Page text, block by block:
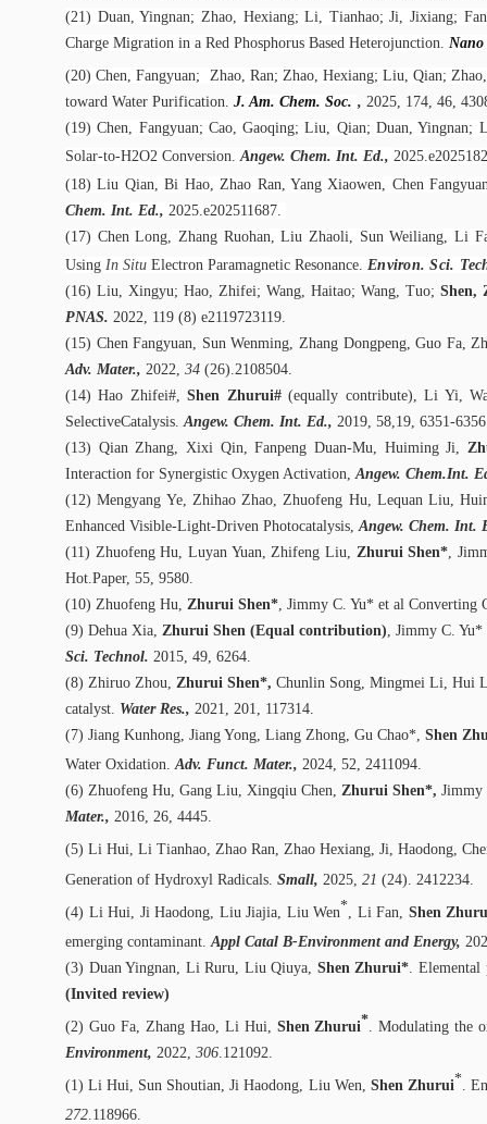
(21) Duan, Yingnan; Zhao, Hexiang; Li, Tianhao; Ji, Jixiang;
Charge Migration in a Red Phosphorus Based Heterojunction.
(20) Chen, Fangyuan; Zhao, Ran; Zhao, Hexiang; Liu, Qian;
toward Water Purification. J. Am. Chem. Soc. , 2025, 174, 46,
(19) Chen, Fangyuan; Cao, Gaoqing; Liu, Qian; Duan,
Solar-to-H2O2 Conversion. Angew. Chem. Int. Ed., 2025
(18) Liu Qian, Bi Hao, Zhao Ran, Yang Xiaowen, Chen
Chem. Int. Ed., 2025 .e202511687.
(17) Chen Long, Zhang Ruohan, Liu Zhaoli, Sun Weiliang, Li
Using In Situ Electron Paramagnetic Resonance. Environ. Sci.
(16) Liu, Xingyu; Hao, Zhifei; Wang, Haitao; Wang, Tuo; Shen,
PNAS. 2022, 119 (8) e2119723119.
(15) Chen Fangyuan, Sun Wenming, Zhang Dongpeng, Guo Fa,
Adv. Mater., 2022 34 (26).2108504.
(14) Hao Zhifei#,Shen Zhurui#(equally contribute), Li Yi,
SelectiveCatalysis. Angew. Chem. Int. Ed., 2019, 58,19, 6351-
(13) Qian Zhang, Xixi Qin, Fanpeng Duan-Mu, Huiming Ji,
Interaction for Synergistic Oxygen Activation, Angew. Chem.Int.
(12) Mengyang Ye, Zhihao Zhao, Zhuofeng Hu, Lequan Liu,
Enhanced Visible-Light-Driven Photocatalysis, Angew. Chem. Int.
(11) Zhuofeng Hu, Luyan Yuan, Zhifeng Liu, Zhurui Shen* ,
Hot.Paper, 55, 9580.
(10) Zhuofeng Hu,
Zhurui Shen* , Jimmy C. Yu* et al Converting
(9) Dehua Xia, Zhurui Shen (Equal contribution) , Jimmy C.
Sci. Technol. 2015, 49, 6264.
(8) Zhiruo Zhou, Zhurui Shen*, Chunlin Song, Mingmei Li, Hui
catalyst. Water Res., 2021, 201, 117314.
(7) Jiang Kunhong, Jiang Yong, Liang Zhong, Gu Chao*, Shen
Water Oxidation.Adv. Funct. Mater., 2024, 52, 2411094.
(6) Zhuofeng Hu, Gang Liu, Xingqiu Chen, Zhurui Shen*, Jimmy
Mater., 2016, 26, 4445.
(5) Li Hui, Li Tianhao, Zhao Ran, Zhao Hexiang, Ji, Haodong,
Generation of Hydroxyl Radicals. Small, 2025 21 (24). 2412234.
(4) Li Hui, Ji Haodong, Liu Jiajia, Liu Wen* , Li Fan, Shen
emerging contaminant.Appl Catal B-Environment and Energy,
(3) Duan Yingnan, Li Ruru, Liu Qiuya, Shen Zhurui*. Elemental
(Invited review)
(2) Guo Fa, Zhang Hao, Li Hui, Shen Zhurui*. Modulating the
Environment, 2022, 306.121092.
(1) Li Hui, Sun Shoutian, Ji Haodong, Liu Wen, Shen Zhurui* .
272.118966.